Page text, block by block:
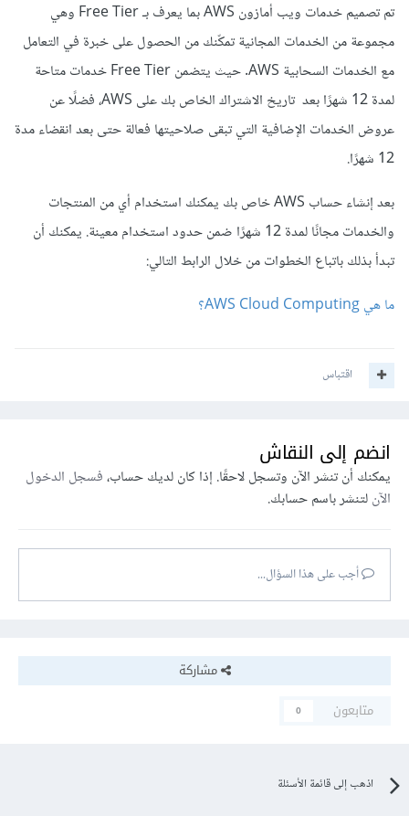
تم تصميم خدمات ويب أمازون AWS بما يعرف بـ Free Tier وهي
مجموعة من الخدمات المجانية تمكّنك من الحصول على خبرة في التعامل
مع الخدمات السحابية AWS. حيث يتضمن Free Tier خدمات متاحة
لمدة 12 شهرًا بعد تاريخ الاشتراك الخاص بك على AWS، فضلًا عن
عروض الخدمات الإضافية التي تبقى صلاحيتها فعالة حتى بعد انقضاء مدة
12 شهرًا.
بعد إنشاء حساب AWS خاص بك يمكنك استخدام أي من المنتجات
والخدمات مجانًا لمدة 12 شهرًا ضمن حدود استخدام معينة. يمكنك أن
تبدأ بذلك باتباع الخطوات من خلال الرابط التالي:
ما هي AWS Cloud Computing؟
اقتباس
انضم إلى النقاش
يمكنك أن تنشر الآن وتسجل لاحقًا. إذا كان لديك حساب،فسجل الدخول
الآنلتنشر باسم حسابك.
أجب على هذا السؤال...
مشاركة
متابعون
0
اذهب إلى قائمة الأسئلة